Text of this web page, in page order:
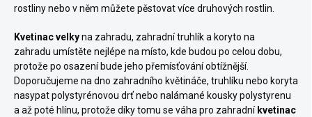
rostliny nebo v něm můžete pěstovat více druhových rostlin.
Kvetinac velkyna zahradu, zahradní truhlík a koryto na
zahradu umístěte nejlépe na místo, kde budou po celou dobu,
protože po osazení bude jeho přemísťování obtížnější.
Doporučujeme na dno zahradního květináče, truhlíku nebo koryta
nasypat polystyrénovou drť nebo nalámané kousky polystyrenu
a až poté hlínu, protože díky tomu se váha pro zahradní kvetinac